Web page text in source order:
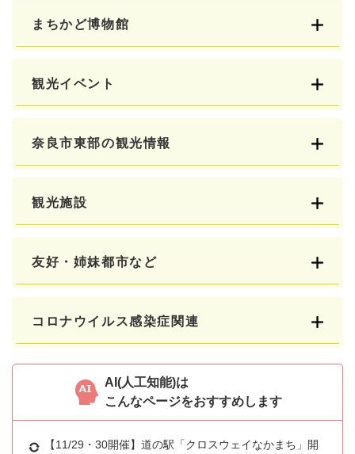
まちかど博物館
観光イベント
奈良市東部の観光情報
観光施設
友好・姉妹都市など
コロナウイルス感染症関連
AI(人工知能)は
こんなページをおすすめします
【11/29・30開催】道の駅「クロスウェイなかまち」開